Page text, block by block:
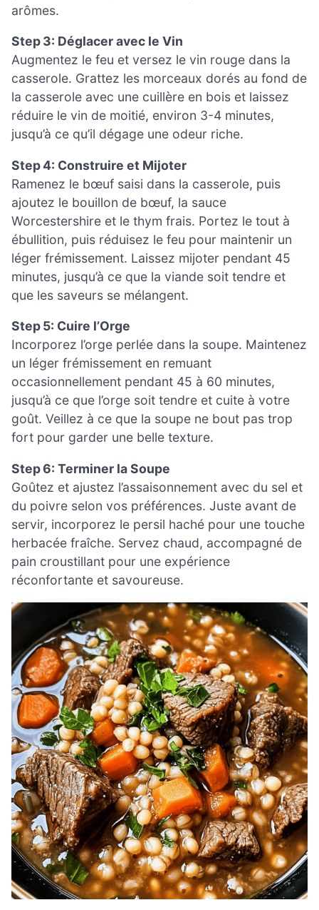
arômes.
Step 3: Déglacer avec le Vin
Augmentez le feu et versez le vin rouge dans la
casserole. Grattez les morceaux dorés au fond de
la casserole avec une cuillère en bois et laissez
réduire le vin de moitié, environ 3-4 minutes,
jusqu’à ce qu’il dégage une odeur riche.
Step 4: Construire et Mijoter
Ramenez le bœuf saisi dans la casserole, puis
ajoutez le bouillon de bœuf, la sauce
Worcestershire et le thym frais. Portez le tout à
ébullition, puis réduisez le feu pour maintenir un
léger frémissement. Laissez mijoter pendant 45
minutes, jusqu’à ce que la viande soit tendre et
que les saveurs se mélangent.
Step 5: Cuire l’Orge
Incorporez l’orge perlée dans la soupe. Maintenez
un léger frémissement en remuant
occasionnellement pendant 45 à 60 minutes,
jusqu’à ce que l’orge soit tendre et cuite à votre
goût. Veillez à ce que la soupe ne bout pas trop
fort pour garder une belle texture.
Step 6: Terminer la Soupe
Goûtez et ajustez l’assaisonnement avec du sel et
du poivre selon vos préférences. Juste avant de
servir, incorporez le persil haché pour une touche
herbacée fraîche. Servez chaud, accompagné de
pain croustillant pour une expérience
réconfortante et savoureuse.